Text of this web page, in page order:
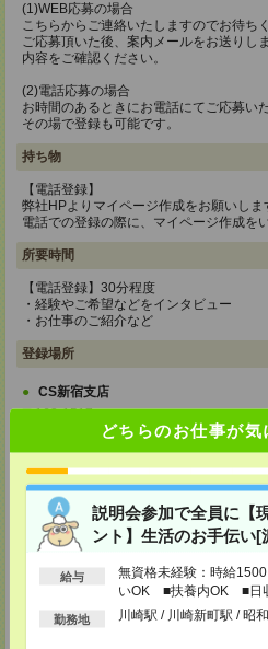
どちらのお仕事が気
説明会参加で全員に【
ント】生活のお手伝い[
給与
無資格未経験：時給
いOK ■扶養内OK ■日
以上
勤務地 川崎駅 / 川崎新町駅 / 昭
(1)WEB応募の場合
こちらからご連絡いたしますのでお待ち
ご応募頂いた後、案内メールをお送りし
内容をご確認ください。
(2)電話応募の場合
お時間のあるときにお電話にてご応募い
その場で登録も可能です。
持ち物
【電話登録】
弊社HPよりマイページ作成をお願いしま
電話での登録の際に、マイページ作成を
所要時間
【電話登録】30分程度
・経験やご希望などをインタビュー
・お仕事のご紹介など
登録場所
CS新宿支店
〒163-1517
東京都新宿区西新宿 1-6-1 新宿エルタ
担当：採用担当
CS立川支店
〒190-0012
東京都立川市曙町2-34-7 ファーレイース
TEL：0120-659-460
MAIL：